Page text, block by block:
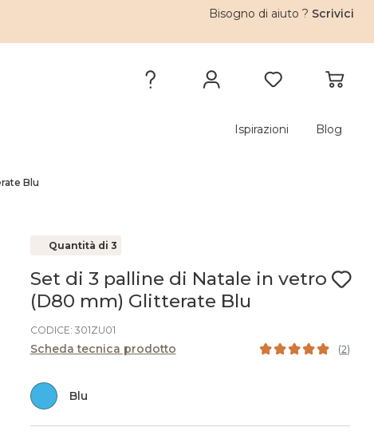
Bisogno di aiuto ? Scrivici
Ispirazioni Blog
Blu
Quantità di 3
Set di 3 palline di Natale in vetro
(D80 mm) Glitterate Blu
CODICE: 301ZU01
Scheda tecnica prodotto (2)
Blu